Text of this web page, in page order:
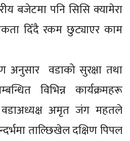
बजेटमा पनि सिसि क्यामेरा
दिँदै रकम छुट्याएर काम
अनुसार वडाको सुरक्षा तथा
विभिन्न कार्यक्रमहरू
अमृत जंग महतले
ताल्छिखेल दक्षिण पिपल